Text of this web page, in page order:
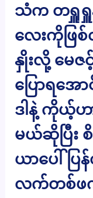
သံက တရှူရှူနဲ့
လေးကိုဖြ
နှိုးလို့ မေ
ပြောရအ
ဒါနဲ့ ကိုယ့်ဟ
မယ်ဆိုပြီး
ယာပေါ် ပ
လက်တစ်ဖ